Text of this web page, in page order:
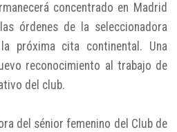
concentrado en Madrid
órdenes de la seleccionadora
la próxima cita continental. Una
reconocimiento al trabajo de
del club.
del sénior femenino del Club de